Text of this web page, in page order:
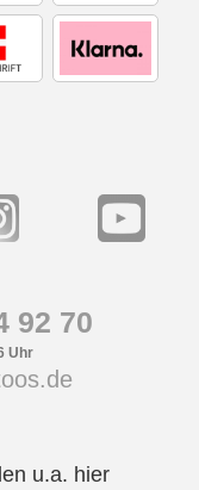
92 70
Uhr
u.a. hier